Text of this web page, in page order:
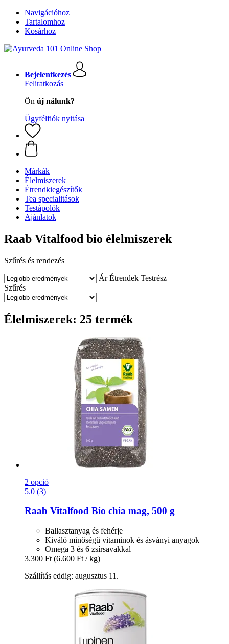
Navigációhoz
Tartalomhoz
Kosárhoz
Bejelentkezés
Feliratkozás
Ön új nálunk?
Ügyfélfiók nyitása
Márkák
Élelmiszerek
Étrendkiegészítők
Tea specialitások
Testápolók
Ajánlatok
Raab Vitalfood bio élelmiszerek
Szűrés és rendezés
Ár Étrendek Testrész
Szűrés
Élelmiszerek: 25 termék
2 opció
5.0 (3)
Raab Vitalfood Bio chia mag, 500 g
Ballasztanyag és fehérje
Kiváló minőségű vitaminok és ásványi anyagok
Omega 3 és 6 zsírsavakkal
3.300 Ft (6.600 Ft / kg)
Szállítás eddig: augusztus 11.